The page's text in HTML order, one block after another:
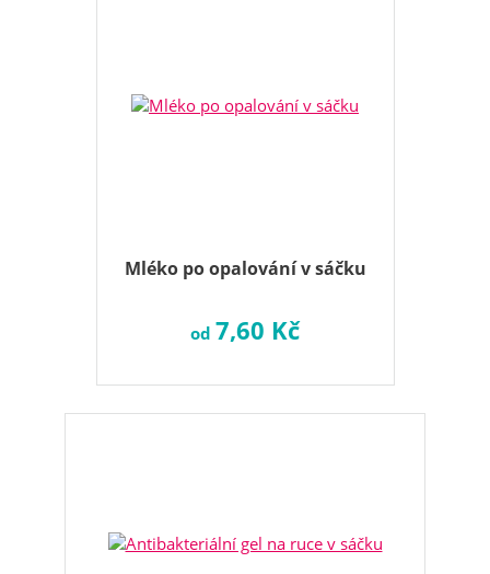
Mléko po opalování v sáčku
od 7,60 Kč